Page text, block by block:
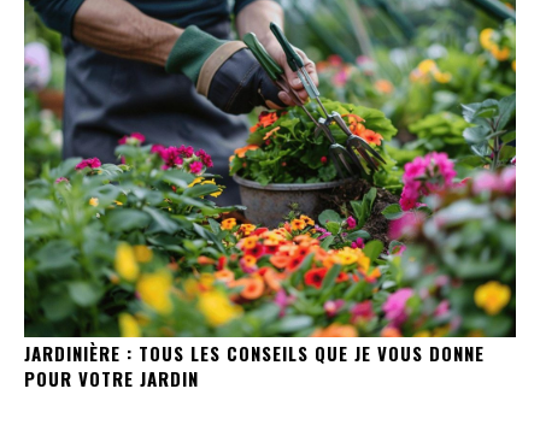
JARDINIÈRE : TOUS LES CONSEILS QUE JE VOUS DONNE
POUR VOTRE JARDIN